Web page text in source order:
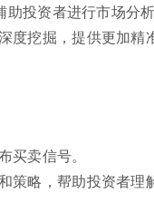
助投资者进行市场分
度挖掘，提供更加精
卖信号。
策略，帮助投资者理